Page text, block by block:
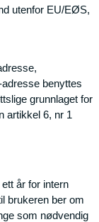
utenfor EU/EØS,
benyttes
grunnlaget for
artikkel 6, nr 1
år for intern
brukeren ber om
som nødvendig